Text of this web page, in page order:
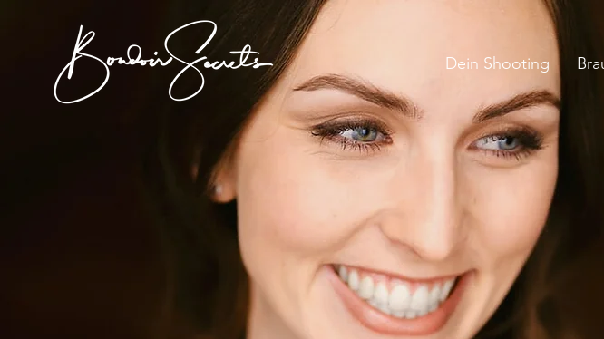
Dein Shooting